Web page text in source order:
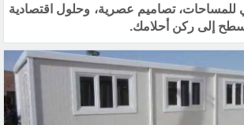
للمساحات، تصاميم عصرية، وحلول اقتصادية
إلى ركن أحلامك.